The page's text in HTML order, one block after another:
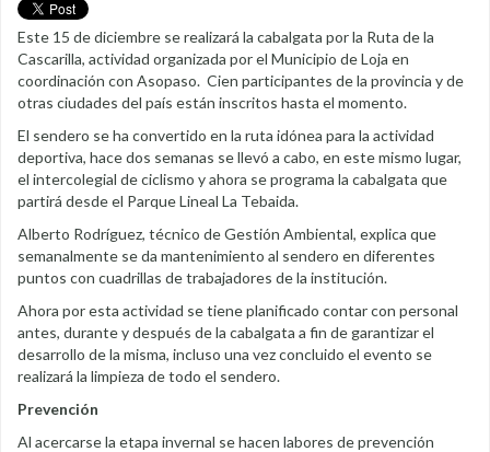
Este 15 de diciembre se realizará la cabalgata por la Ruta de la
Cascarilla, actividad organizada por el Municipio de Loja en
coordinación con Asopaso. Cien participantes de la provincia y de
otras ciudades del país están inscritos hasta el momento.
El sendero se ha convertido en la ruta idónea para la actividad
deportiva, hace dos semanas se llevó a cabo, en este mismo lugar,
el intercolegial de ciclismo y ahora se programa la cabalgata que
partirá desde el Parque Lineal La Tebaida.
Alberto Rodríguez, técnico de Gestión Ambiental, explica que
semanalmente se da mantenimiento al sendero en diferentes
puntos con cuadrillas de trabajadores de la institución.
Ahora por esta actividad se tiene planificado contar con personal
antes, durante y después de la cabalgata a fin de garantizar el
desarrollo de la misma, incluso una vez concluido el evento se
realizará la limpieza de todo el sendero.
Prevención
Al acercarse la etapa invernal se hacen labores de prevención